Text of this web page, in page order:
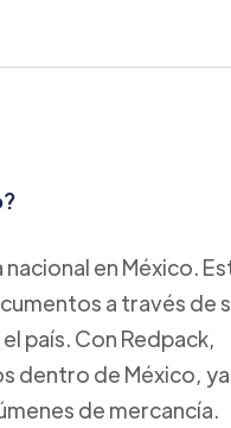
en México.
a través de
país. Con Redpack,
dentro de México, ya
de mercancía.